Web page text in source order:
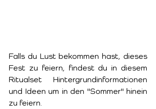
Falls du Lust bekommen hast, dieses
Fest zu feiern, findest du in diesem
Ritualset Hintergrundinformationen
und Ideen um in den "Sommer" hinein
zu feiern.